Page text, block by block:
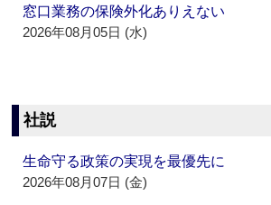
窓口業務の保険外化ありえない
2026年08月05日 (水)
社説
生命守る政策の実現を最優先に
2026年08月07日 (金)